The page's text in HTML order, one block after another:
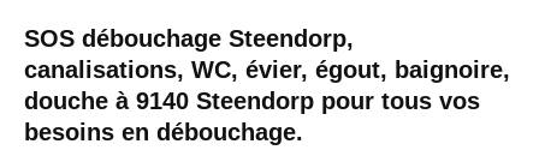
SOS débouchage Steendorp,
canalisations, WC, évier, égout, baignoire,
douche à 9140 Steendorp pour tous vos
besoins en débouchage.